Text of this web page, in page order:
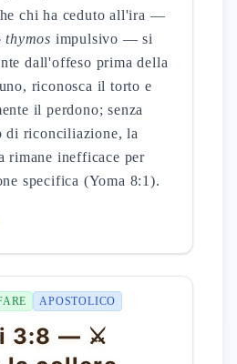
chi ha ceduto all'ira —
thymos impulsivo — si
dall'offeso prima della
riconosca il torto e
il perdono; senza
di riconciliazione, la
rimane inefficace per
specifica (Yoma 8:1).
APOSTOLICO
3:8 — ⚔️